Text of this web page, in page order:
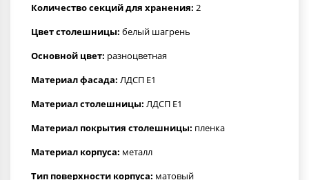
Количество секций для хранения: 2
Цвет столешницы: белый шагрень
Основной цвет: разноцветная
Материал фасада: ЛДСП Е1
Материал столешницы: ЛДСП Е1
Материал покрытия столешницы: пленка
Материал корпуса: металл
Тип поверхности корпуса: матовый